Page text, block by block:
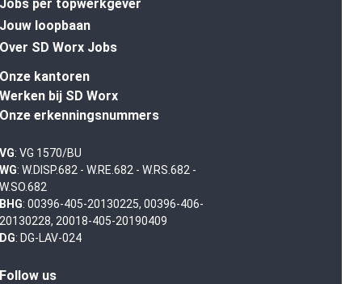
Jobs per topwerkgever
Jouw loopbaan
Over SD Worx Jobs
Onze kantoren
Werken bij SD Worx
Onze erkenningsnummers
VG: VG 1570/BU
WG: W.DISP.682 - W.RE.682 - W.RS.682 -
W.SO.682
BHG: 00396-405-20130225, 00396-406-
20130228, 20018-405-20190409
DG: DG-LAV-024
Follow us